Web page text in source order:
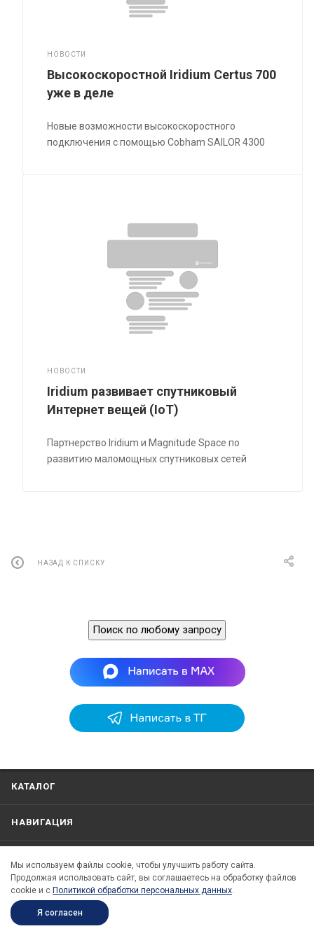
НОВОСТИ
Высокоскоростной Iridium Certus 700
уже в деле
Новые возможности высокоскоростного
подключения с помощью Cobham SAILOR 4300
НОВОСТИ
Iridium развивает спутниковый
Интернет вещей (IoT)
Партнерство Iridium и Magnitude Space по
развитию маломощных спутниковых сетей
НАЗАД К СПИСКУ
Поиск по любому запросу
КАТАЛОГ
НАВИГАЦИЯ
ТРАНСПОРТНАЯ БЕЗОПАСНОСТЬ
Мы используем файлы cookie, чтобы улучшить работу сайта.
Продолжая использовать сайт, вы соглашаетесь на обработку файлов
cookie и c Политикой обработки персональных данных.
Я согласен